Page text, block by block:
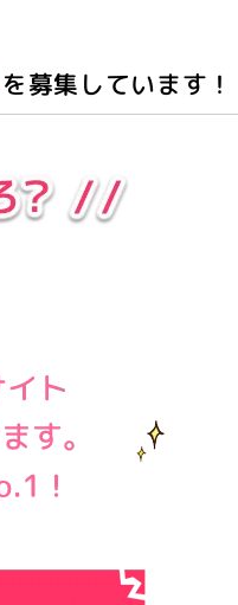
を募集しています！